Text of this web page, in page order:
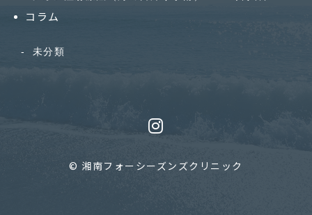
コラム
未分類
© 湘南フォーシーズンズクリニック